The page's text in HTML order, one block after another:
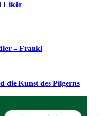
Likör
– Frankl
die Kunst des Pilgerns